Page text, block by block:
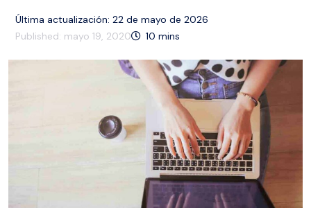
Última actualización: 22 de mayo de 2026
Published: mayo 19, 2020 10 mins